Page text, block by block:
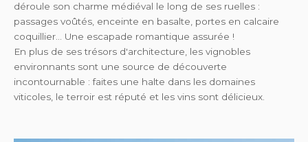
déroule son charme médiéval le long de ses ruelles :
passages voûtés, enceinte en basalte, portes en calcaire
coquillier… Une escapade romantique assurée !
En plus de ses trésors d'architecture, les vignobles
environnants sont une source de découverte
incontournable : faites une halte dans les domaines
viticoles, le terroir est réputé et les vins sont délicieux.